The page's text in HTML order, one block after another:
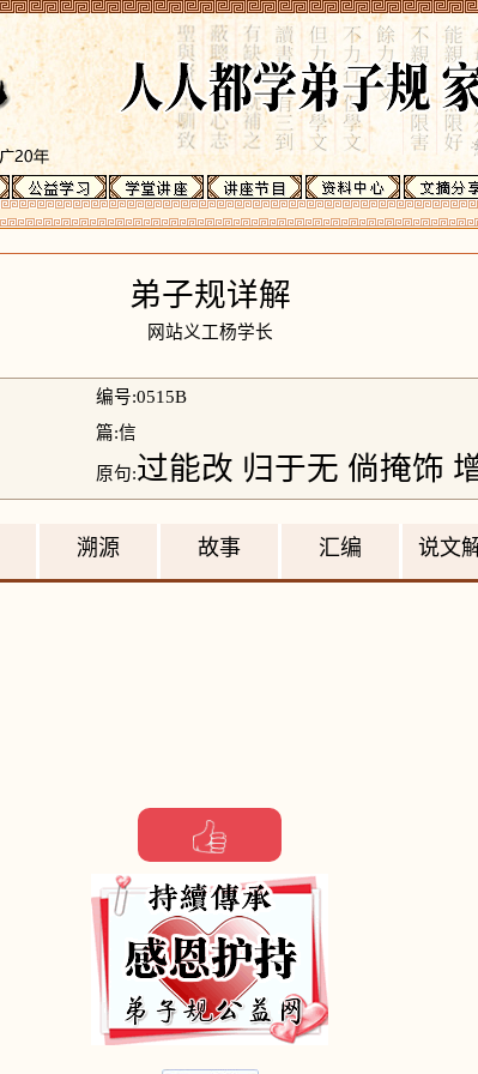
弟子规详解
网站义工杨学长
编号:0515B
篇:信
原句:过能改 归于无 倘掩饰
溯源 故事 汇编 说文